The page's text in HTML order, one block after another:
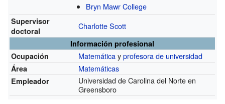
Bryn Mawr College
Supervisor
doctoral
Charlotte Scott
Información profesional
Ocupación
Matemáticayprofesora de universidad
Área Matemáticas
Empleador
Universidad de Carolina del Norte en
Greensboro